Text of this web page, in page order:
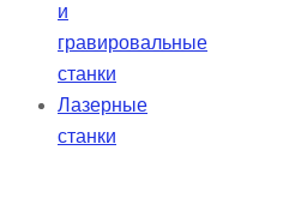
и
гравировальные
станки
Лазерные
станки